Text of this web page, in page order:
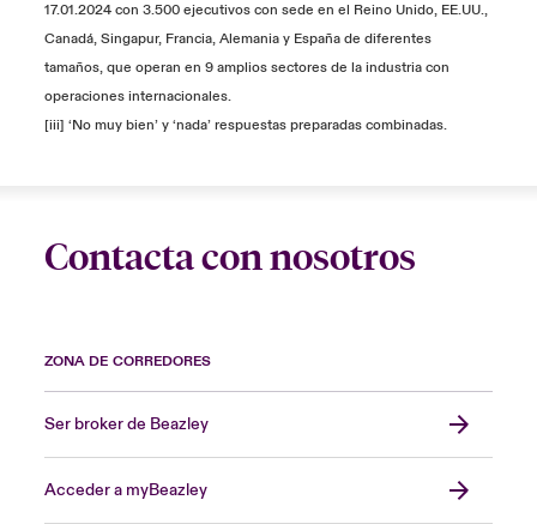
17.01.2024 con 3.500 ejecutivos con sede en el Reino Unido, EE.UU.,
Canadá, Singapur, Francia, Alemania y España de diferentes
tamaños, que operan en 9 amplios sectores de la industria con
operaciones internacionales.
[iii] ‘No muy bien’ y ‘nada’ respuestas preparadas combinadas.
Contacta con nosotros
ZONA DE CORREDORES
Ser broker de Beazley
Acceder a myBeazley